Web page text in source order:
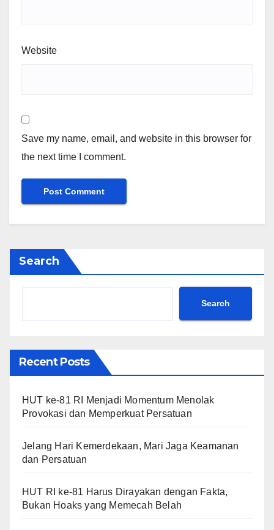
Website
Save my name, email, and website in this browser for
the next time I comment.
Search
Search
Recent Posts
HUT ke-81 RI Menjadi Momentum Menolak
Provokasi dan Memperkuat Persatuan
Jelang Hari Kemerdekaan, Mari Jaga Keamanan
dan Persatuan
HUT RI ke-81 Harus Dirayakan dengan Fakta,
Bukan Hoaks yang Memecah Belah